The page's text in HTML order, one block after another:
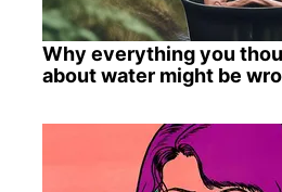
Why everything you
about water might be